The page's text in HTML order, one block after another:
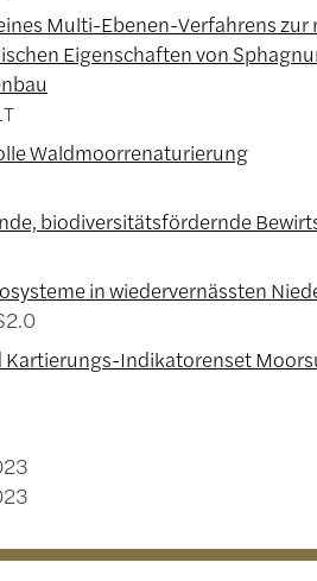
Multi-Ebenen-Verfahrens
Eigenschaften von
Waldmoorrenaturierung
biodiversitätsfördernde
in wiedervernässten
Kartierungs-Indikatorenset